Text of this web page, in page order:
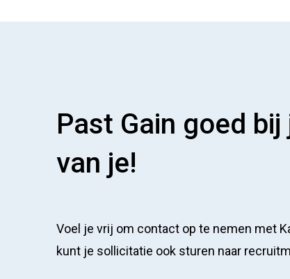
Past Gain goed
van je!
Voel je vrij om contact op te nemen met
kunt je sollicitatie ook sturen naar